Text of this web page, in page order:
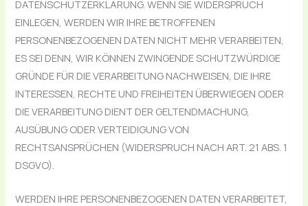
DATENSCHUTZERKLÄRUNG. WENN SIE WIDERSPRUCH
EINLEGEN, WERDEN WIR IHRE BETROFFENEN
PERSONENBEZOGENEN DATEN NICHT MEHR VERARBEITEN,
ES SEI DENN, WIR KÖNNEN ZWINGENDE SCHUTZWÜRDIGE
GRÜNDE FÜR DIE VERARBEITUNG NACHWEISEN, DIE IHRE
INTERESSEN, RECHTE UND FREIHEITEN ÜBERWIEGEN ODER
DIE VERARBEITUNG DIENT DER GELTENDMACHUNG,
AUSÜBUNG ODER VERTEIDIGUNG VON
RECHTSANSPRÜCHEN (WIDERSPRUCH NACH ART. 21 ABS. 1
DSGVO).
WERDEN IHRE PERSONENBEZOGENEN DATEN VERARBEITET,